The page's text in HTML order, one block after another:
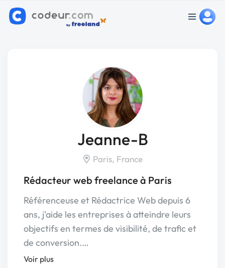
Jeanne-B
Paris, France
Rédacteur web freelance à Paris
Référenceuse et Rédactrice Web depuis 6
ans, j'aide les entreprises à atteindre leurs
objectifs en termes de visibilité, de trafic et
de conversion.…
Voir plus